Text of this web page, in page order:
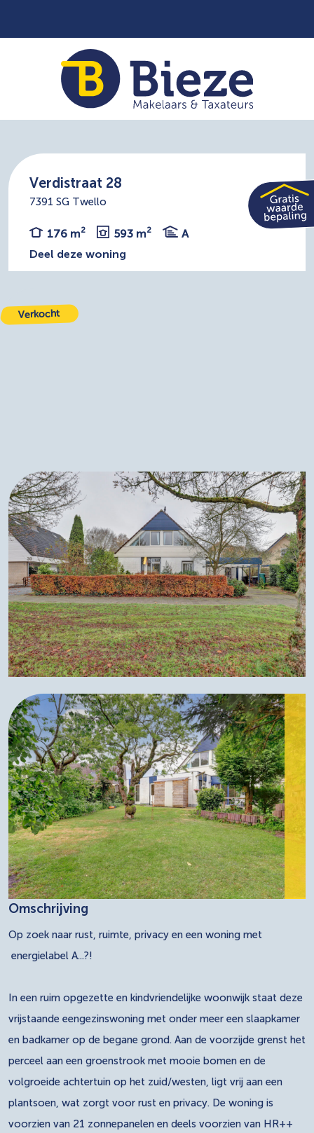
Verdistraat 28
7391 SG Twello
176 m2 593 m2
A
Deel deze woning
Verkocht
Omschrijving
Op zoek naar rust, ruimte, privacy en een woning met
energielabel A...?!
In een ruim opgezette en kindvriendelijke woonwijk staat deze
vrijstaande eengezinswoning met onder meer een slaapkamer
en badkamer op de begane grond. Aan de voorzijde grenst het
perceel aan een groenstrook met mooie bomen en de
volgroeide achtertuin op het zuid/westen, ligt vrij aan een
plantsoen, wat zorgt voor rust en privacy. De woning is
voorzien van 21 zonnepanelen en deels voorzien van HR++